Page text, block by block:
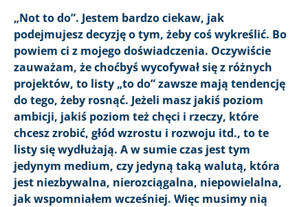
„Not to do”. Jestem bardzo ciekaw, jak
podejmujesz decyzję o tym, żeby coś wykreślić. Bo
powiem ci z mojego doświadczenia. Oczywiście
zauważam, że choćbyś wycofywał się z różnych
projektów, to listy „to do” zawsze mają tendencję
do tego, żeby rosnąć. Jeżeli masz jakiś poziom
ambicji, jakiś poziom też chęci i rzeczy, które
chcesz zrobić, głód wzrostu i rozwoju itd., to te
listy się wydłużają. A w sumie czas jest tym
jedynym medium, czy jedyną taką walutą, która
jest niezbywalna, nierozciągalna, niepowielalna,
jak wspomniałem wcześniej. Więc musimy nią